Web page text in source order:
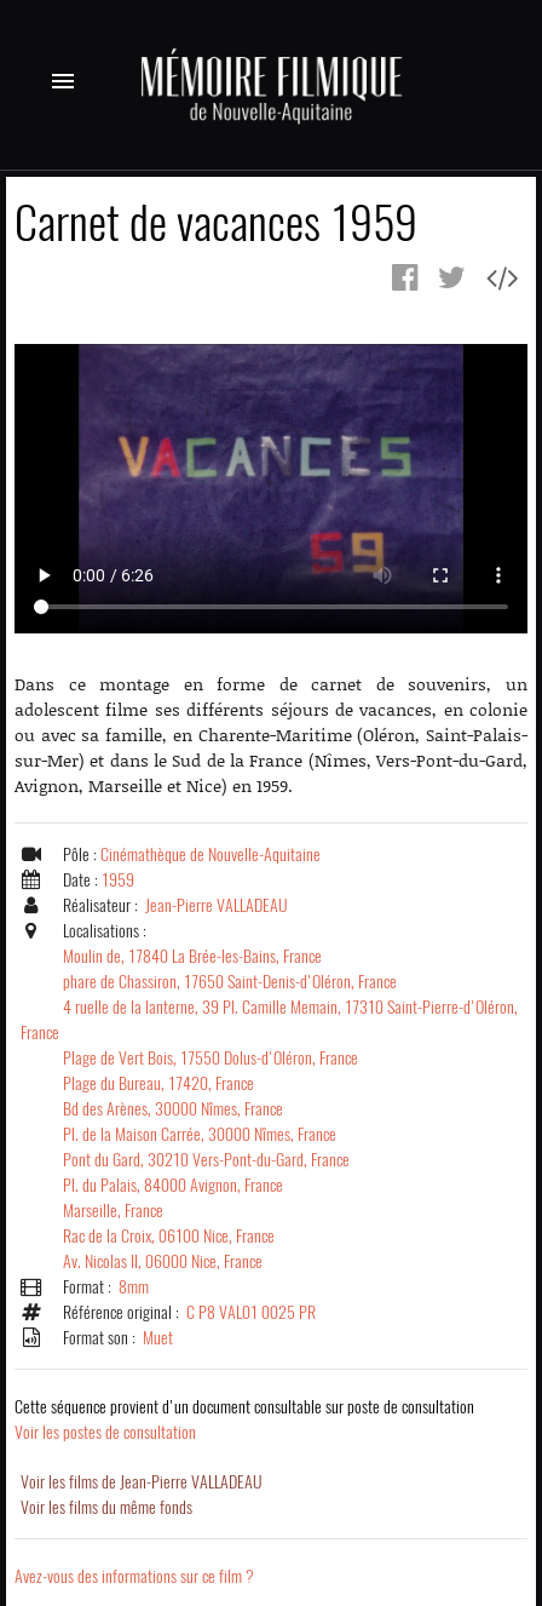
menu
Carnet de vacances 1959
Dans ce montage en forme de carnet de souvenirs, un
adolescent filme ses différents séjours de vacances, en colonie
ou avec sa famille, en Charente-Maritime (Oléron, Saint-Palais-
sur-Mer) et dans le Sud de la France (Nîmes, Vers-Pont-du-Gard,
Avignon, Marseille et Nice) en 1959.
Pôle : Cinémathèque de Nouvelle-Aquitaine
Date : 1959
Réalisateur : Jean-Pierre VALLADEAU
Localisations :
Moulin de, 17840 La Brée-les-Bains, France
phare de Chassiron, 17650 Saint-Denis-d'Oléron, France
4 ruelle de la lanterne, 39 Pl. Camille Memain, 17310 Saint-Pierre-d'Oléron,
France
Plage de Vert Bois, 17550 Dolus-d'Oléron, France
Plage du Bureau, 17420, France
Bd des Arènes, 30000 Nîmes, France
Pl. de la Maison Carrée, 30000 Nîmes, France
Pont du Gard, 30210 Vers-Pont-du-Gard, France
Pl. du Palais, 84000 Avignon, France
Marseille, France
Rac de la Croix, 06100 Nice, France
Av. Nicolas II, 06000 Nice, France
Format : 8mm
Référence original : C P8 VAL01 0025 PR
Format son : Muet
Cette séquence provient d'un document consultable sur poste de consultation
Voir les postes de consultation
Voir les films de Jean-Pierre VALLADEAU
Voir les films du même fonds
Avez-vous des informations sur ce film ?